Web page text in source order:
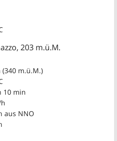
203 m.ü.M.
(340 m.ü.M.)
10 min
aus NNO